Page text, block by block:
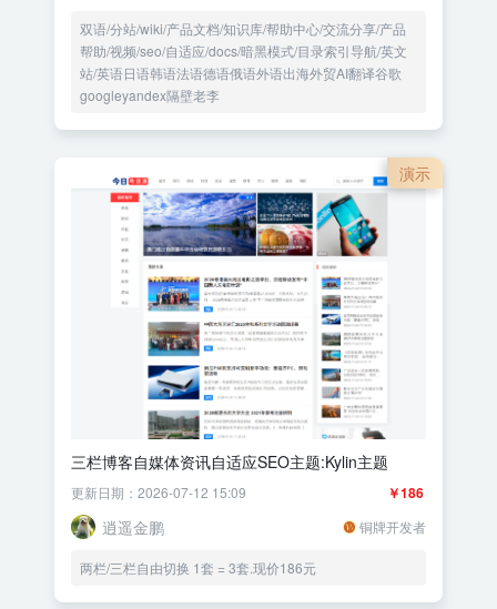
双语/分站/wiki/产品文档/知识库/帮助中心/交流分享/产品
帮助/视频/seo/自适应/docs/暗黑模式/目录索引导航/英文
站/英语日语韩语法语德语俄语外语出海外贸AI翻译谷歌
googleyandex隔壁老李
演示
三栏博客自媒体资讯自适应SEO主题:Kylin主题
￥186
更新日期：2026-07-12 15:09
逍遥金鹏 铜牌开发者
两栏/三栏自由切换 1套 = 3套.现价186元